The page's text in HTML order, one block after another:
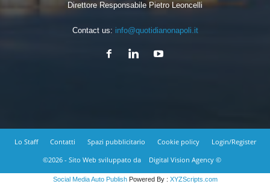
Direttore Responsabile Pietro Leoncelli
Contact us: info@quotidianonapoli.it
Lo Staff Contatti Spazi pubblicitario Cookie policy
Login/Register
©2026 - Sito Web sviluppato da
Digital Vision Agency ©
Social Media Auto PublishPowered By : XYZScripts.com